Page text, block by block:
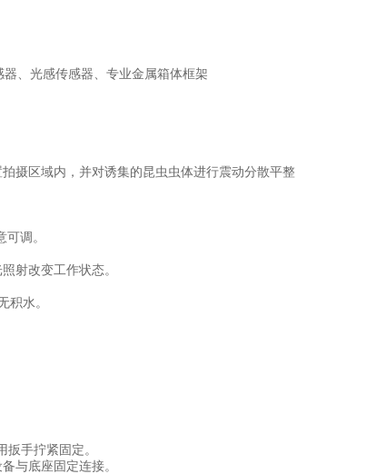
、光感传感器、专业金属箱体框架
区域内，并对诱集的昆虫虫体进行震动分散平整
调。
射改变工作状态。
水。
手拧紧固定。
与底座固定连接。